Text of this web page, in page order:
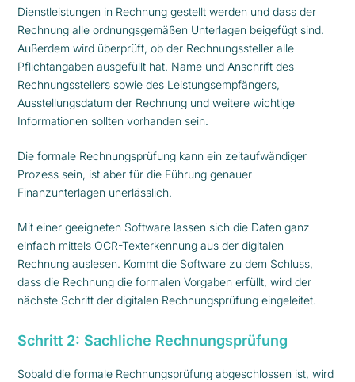
Dienstleistungen in Rechnung gestellt werden und dass der
Rechnung alle ordnungsgemäßen Unterlagen beigefügt sind.
Außerdem wird überprüft, ob der Rechnungssteller alle
Pflichtangaben ausgefüllt hat. Name und Anschrift des
Rechnungsstellers sowie des Leistungsempfängers,
Ausstellungsdatum der Rechnung und weitere wichtige
Informationen sollten vorhanden sein.
Die formale Rechnungsprüfung kann ein zeitaufwändiger
Prozess sein, ist aber für die Führung genauer
Finanzunterlagen unerlässlich.
Mit einer geeigneten Software lassen sich die Daten ganz
einfach mittels OCR-Texterkennung aus der digitalen
Rechnung auslesen. Kommt die Software zu dem Schluss,
dass die Rechnung die formalen Vorgaben erfüllt, wird der
nächste Schritt der digitalen Rechnungsprüfung eingeleitet.
Schritt 2: Sachliche Rechnungsprüfung
Sobald die formale Rechnungsprüfung abgeschlossen ist, wird